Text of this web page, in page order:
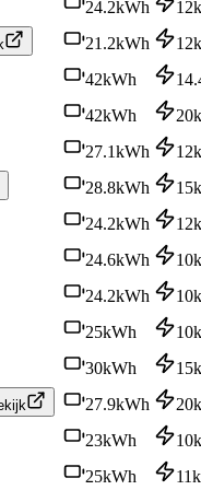
24.2kWh 12
21.2kWh 12
42kWh
42kWh 20
27.1kWh 12
28.8kWh 15
24.2kWh 12
24.6kWh 10
24.2kWh 10
25kWh 10
30kWh 15
27.9kWh 20
23kWh 10
25kWh 11